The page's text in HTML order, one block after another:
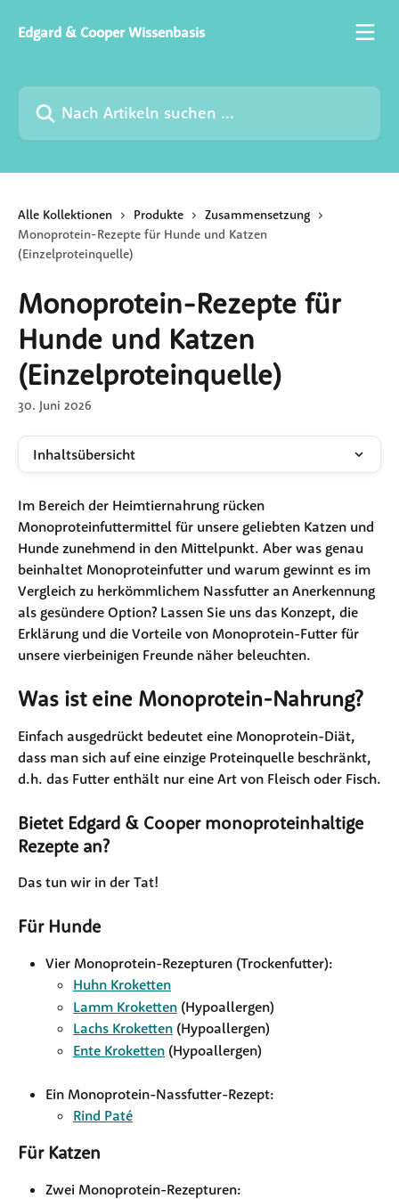
Edgard & Cooper Wissenbasis
Nach Artikeln suchen …
Alle Kollektionen Produkte
Zusammensetzung
Monoprotein-Rezepte für Hunde und Katzen
(Einzelproteinquelle)
Monoprotein-Rezepte für
Hunde und Katzen
(Einzelproteinquelle)
30. Juni 2026
Inhaltsübersicht
Im Bereich der Heimtiernahrung rücken
Monoproteinfuttermittel für unsere geliebten Katzen und
Hunde zunehmend in den Mittelpunkt. Aber was genau
beinhaltet Monoproteinfutter und warum gewinnt es im
Vergleich zu herkömmlichem Nassfutter an Anerkennung
als gesündere Option? Lassen Sie uns das Konzept, die
Erklärung und die Vorteile von Monoprotein-Futter für
unsere vierbeinigen Freunde näher beleuchten.
Was ist eine Monoprotein-Nahrung?
Einfach ausgedrückt bedeutet eine Monoprotein-Diät,
dass man sich auf eine einzige Proteinquelle beschränkt,
d.h. das Futter enthält nur eine Art von Fleisch oder Fisch.
Bietet Edgard & Cooper monoproteinhaltige
Rezepte an?
Das tun wir in der Tat!
Für Hunde
Vier Monoprotein-Rezepturen (Trockenfutter):
Huhn Kroketten
Lamm Kroketten (Hypoallergen)
Lachs Kroketten (Hypoallergen)
Ente Kroketten (Hypoallergen)
Ein Monoprotein-Nassfutter-Rezept:
Rind Paté
Für Katzen
Zwei Monoprotein-Rezepturen: